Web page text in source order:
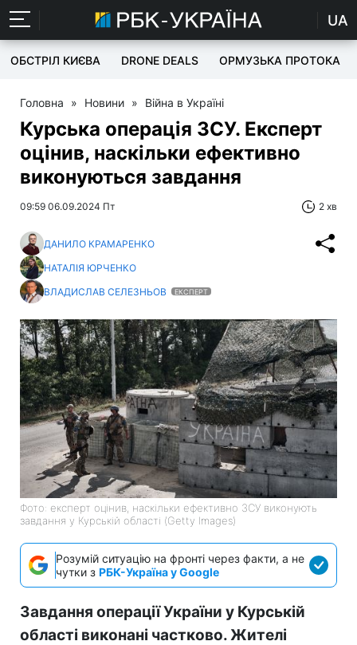
UA
ОБСТРІЛ КИЄВА DRONE DEALS ОРМУЗЬКА ПРОТОКА
Головна » Новини » Війна в Україні
Курська операція ЗСУ. Експерт
оцінив, наскільки ефективно
виконуються завдання
09:59 06.09.2024 Пт 2 хв
ДАНИЛО КРАМАРЕНКО
НАТАЛІЯ ЮРЧЕНКО
ВЛАДИСЛАВ СЕЛЕЗНЬОВ
ЕКСПЕРТ
Фото: експерт оцінив, наскільки ефективно ЗСУ виконують
завдання у Курській області (Getty Images)
Розумій ситуацію на фронті через факти, а не
чутки з РБК-Україна у Google
Завдання операції України у Курській
області виконані частково. Жителі